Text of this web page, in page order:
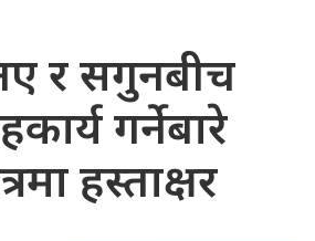
र सगुनबीच
गर्नेबारे
हस्ताक्षर